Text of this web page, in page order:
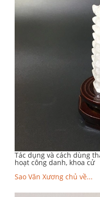
Tác dụng và cách dùng
hoạt công danh, khoa cử
Sao Văn Xương chủ về...